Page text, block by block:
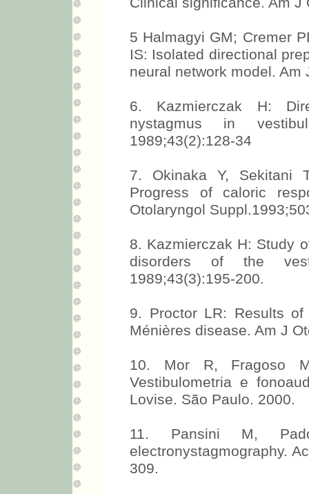
5 Halmagyi GM; Cremer
IS: Isolated directional
neural network model. Am
6. Kazmierczak H:
nystagmus in
1989;43(2):128-34
7. Okinaka Y, Sekitani
Progress of caloric
Otolaryngol
8. Kazmierczak H: Study
disorders of the
1989;43(3):195-200.
9. Proctor LR: Results
Ménières disease. Am J
10. Mor R, Fragoso
Vestibulometria e
Lovise. São Paulo. 2000.
11. Pansini M,
electronystagmography.
309.